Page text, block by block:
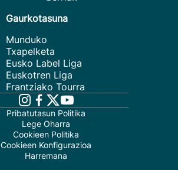
Gaurkotasuna
Munduko
Txapelketa
Eusko Label Liga
Euskotren Liga
Frantziako Tourra
Pribatutasun Politika
Lege Oharra
Cookieen Politika
Cookieen Konfigurazioa
Harremana